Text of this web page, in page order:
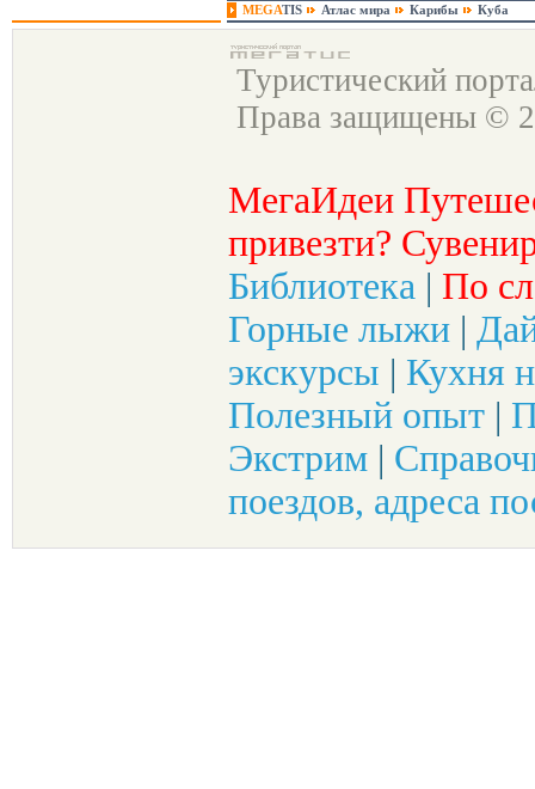
MEGATIS Атлас мира Карибы Куба
Туристический
Права защищены ©
МегаИдеи
привезти?
Библиотека | По
Горные лыжи |
экскурсы | Кухня
Полезный опыт |
Экстрим |
поездов, адреса